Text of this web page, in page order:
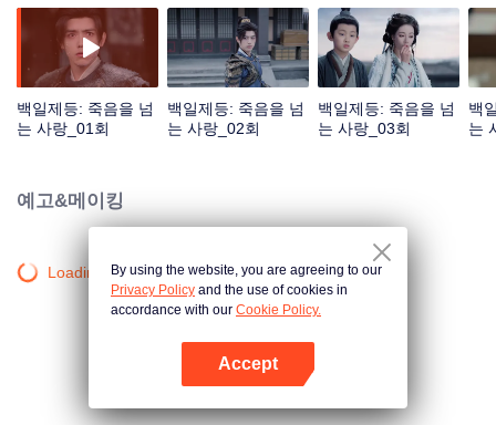
로 시간의 흐름에 저항한다.
백일제등: 죽음을 넘
는 사랑_01회
백일제등: 죽음을 넘
는 사랑_02회
백일제등: 죽음을 넘
는 사랑_03회
백
는
예고&메이킹
Loading…By using the website, you are agreeing to our
Privacy Policy and the use of cookies in
accordance with our Cookie Policy.
Accept